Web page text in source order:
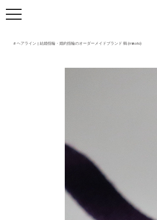
# ヘアライン| 結婚指輪・婚約指輪のオーダーメイドブランド 鶴 (mikoto)
toggle
navigation